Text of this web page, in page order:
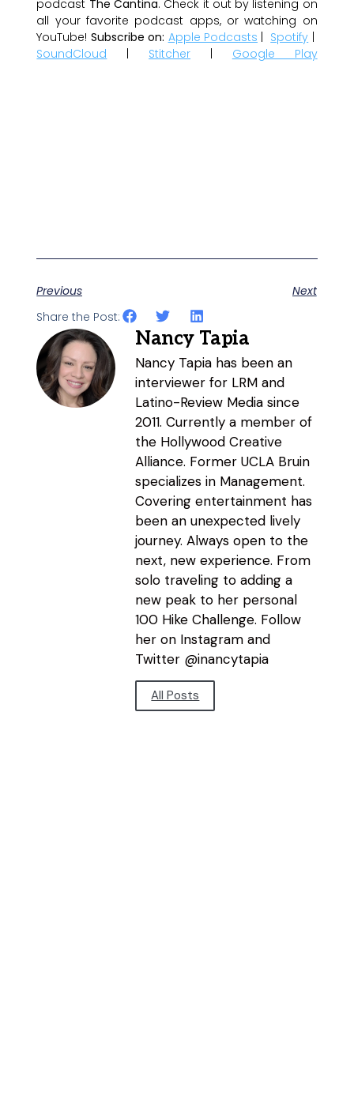
podcast The Cantina. Check it out by listening on
all your favorite podcast apps, or watching on
YouTube! Subscribe on: Apple Podcasts | Spotify |
SoundCloud | Stitcher | Google Play
Previous
Next
Share the Post:
Nancy Tapia
Nancy Tapia has been an
interviewer for LRM and
Latino-Review Media since
2011. Currently a member of
the Hollywood Creative
Alliance. Former UCLA Bruin
specializes in Management.
Covering entertainment has
been an unexpected lively
journey. Always open to the
next, new experience. From
solo traveling to adding a
new peak to her personal
100 Hike Challenge. Follow
her on Instagram and
Twitter @inancytapia
All Posts